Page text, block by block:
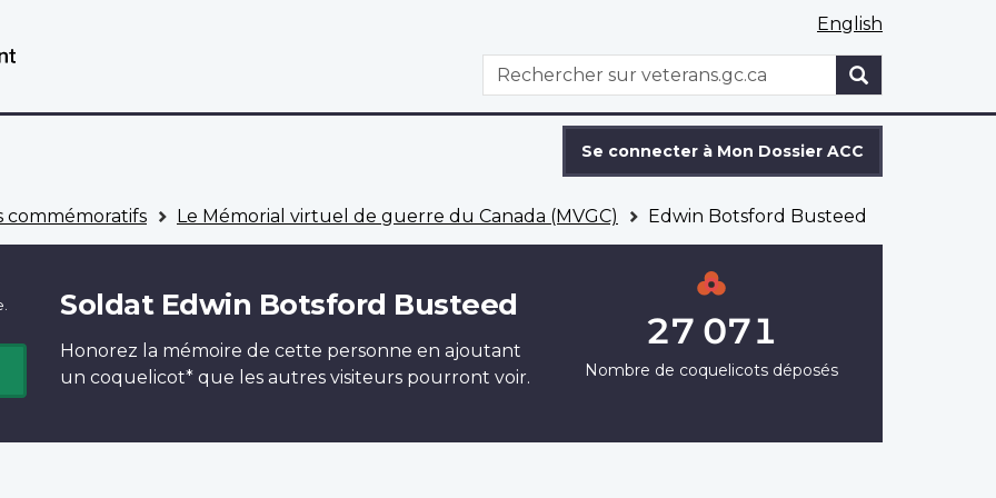
English
WxT
Search
Rechercher
Se connecter à Mon Dossier ACC
commémoratifs Le Mémorial virtuel de guerre du Canada (MVGC) Edwin Botsford Busteed
Soldat Edwin Botsford Busteed
Honorez la mémoire de cette personne en ajoutant
un coquelicot* que les autres visiteurs pourront voir.
27 071
Nombre de coquelicots déposés